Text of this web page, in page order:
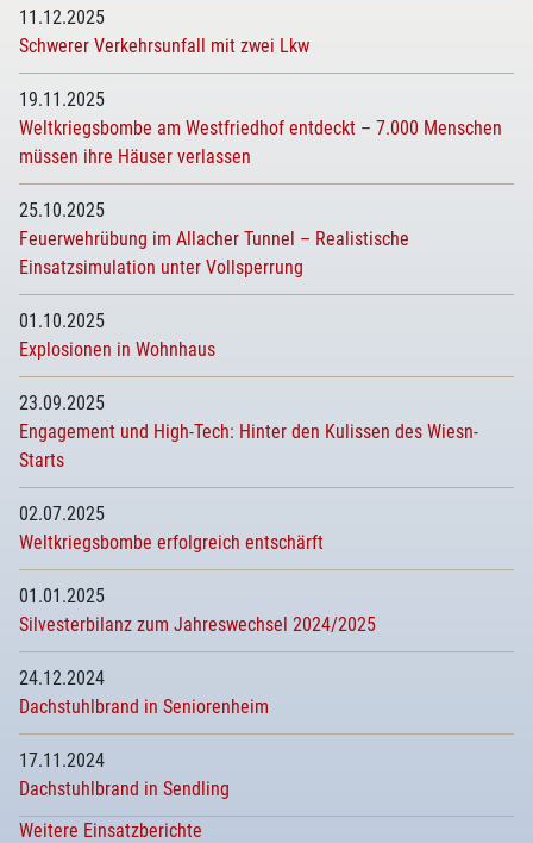
11.12.2025
Schwerer Verkehrsunfall mit zwei Lkw
19.11.2025
Weltkriegsbombe am Westfriedhof entdeckt – 7.000 Menschen
müssen ihre Häuser verlassen
25.10.2025
Feuerwehrübung im Allacher Tunnel – Realistische
Einsatzsimulation unter Vollsperrung
01.10.2025
Explosionen in Wohnhaus
23.09.2025
Engagement und High-Tech: Hinter den Kulissen des Wiesn-
Starts
02.07.2025
Weltkriegsbombe erfolgreich entschärft
01.01.2025
Silvesterbilanz zum Jahreswechsel 2024/2025
24.12.2024
Dachstuhlbrand in Seniorenheim
17.11.2024
Dachstuhlbrand in Sendling
Weitere Einsatzberichte